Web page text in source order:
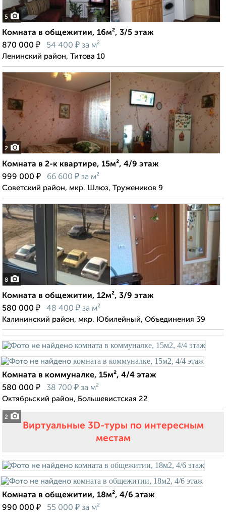
5
Комната в общежитии, 16м², 3/5 этаж
870 000 ₽ 54 400 ₽ за м²
Ленинский район, Титова 10
2
Комната в 2-к квартире, 15м², 4/9 этаж
999 000 ₽ 66 600 ₽ за м²
Советский район, мкр. Шлюз, Тружеников 9
8
Комната в общежитии, 12м², 3/9 этаж
580 000 ₽ 48 400 ₽ за м²
Калининский район, мкр. Юбилейный, Объединения 39
2
Комната в коммуналке, 15м², 4/4 этаж
580 000 ₽ 38 700 ₽ за м²
Октябрьский район, Большевистская 22
Виртуальные 3D-туры по интересным
местам
Комната в общежитии, 18м², 4/6 этаж
990 000 ₽ 55 000 ₽ за м²